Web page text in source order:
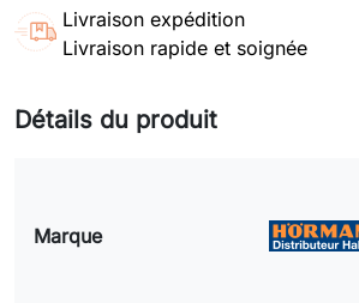
Livraison expédition
Livraison rapide et soignée
Détails du produit
Marque